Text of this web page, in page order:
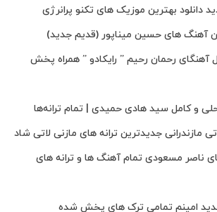
دانلود بهترین موزیک های تکنو پرانرژی
آهنگ های حسین میناپور (قدیم جدید)
آهنگای رحمان رحیم ” رایکادو ” همراه پخش
و کامل سید هادی حمیدی | تمام ترانه‌ها
مازندرانی جدیدترین ترانه های مازنی لاتی شاد
ناصر مسعودی تمام آهنگ‌ ها و ترانه‌ های
امینم تمامی ترک های پخش شده